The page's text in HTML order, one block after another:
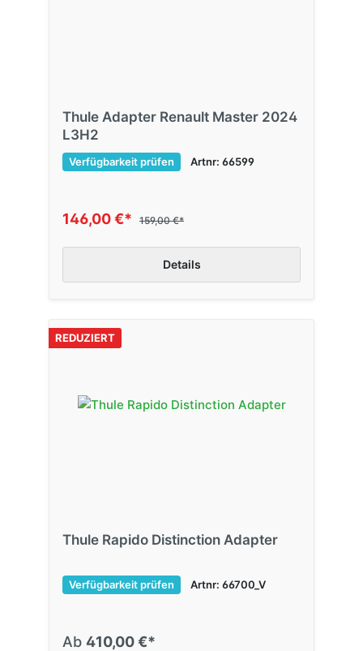
Thule Adapter Renault Master 2024
L3H2
Verfügbarkeit prüfen Artnr: 66599
146,00 €* 159,00 €*
Details
REDUZIERT
Thule Rapido Distinction Adapter
Verfügbarkeit prüfen Artnr: 66700_V
Ab 410,00 €*